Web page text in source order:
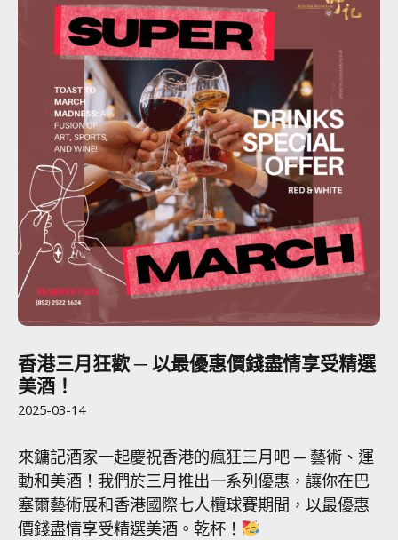
香港三月狂歡 ─ 以最優惠價錢盡情享受精選
美酒！
2025-03-14
來鏞記酒家一起慶祝香港的瘋狂三月吧 ─ 藝術、運
動和美酒！我們於三月推出一系列優惠，讓你在巴
塞爾藝術展和香港國際七人欖球賽期間，以最優惠
價錢盡情享受精選美酒。乾杯！